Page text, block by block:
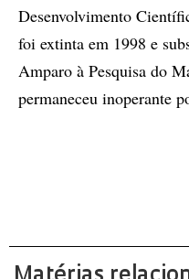
Desenvolvimento
foi extinta em 1998 e
Amparo à Pesquisa do
permaneceu inoperante